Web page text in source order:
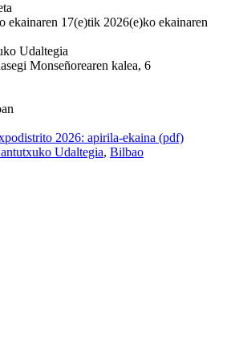
ekainaren 17(e)tik 2026(e)ko ekainaren
Udaltegia
Monseñorearen kalea, 6
2026: apirila-ekaina (pdf)
Udaltegia, Bilbao